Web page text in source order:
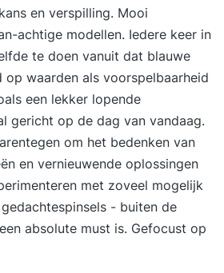
en verspilling. Mooi
achtige modellen. Iedere keer in
te doen vanuit dat blauwe
op waarden als voorspelbaarheid
een lekker lopende
gericht op de dag van vandaag.
om het bedenken van
en vernieuwende oplossingen
met zoveel mogelijk
- buiten de
absolute must is. Gefocust op